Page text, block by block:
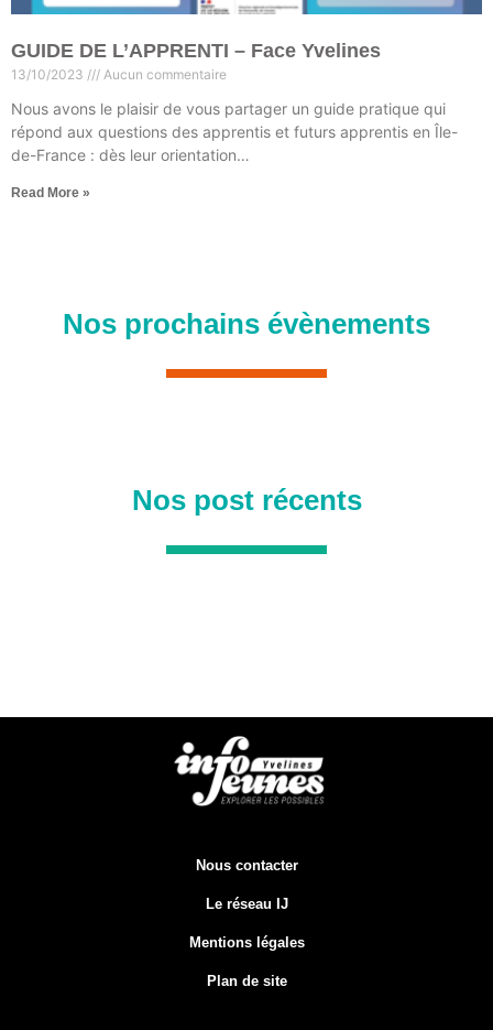
GUIDE DE L’APPRENTI – Face Yvelines
13/10/2023 Aucun commentaire
Nous avons le plaisir de vous partager un guide pratique qui
répond aux questions des apprentis et futurs apprentis en Île-
de-France : dès leur orientation…
Read More »
Nos prochains évènements
Nos post récents
Nous contacter
Le réseau IJ
Mentions légales
Plan de site